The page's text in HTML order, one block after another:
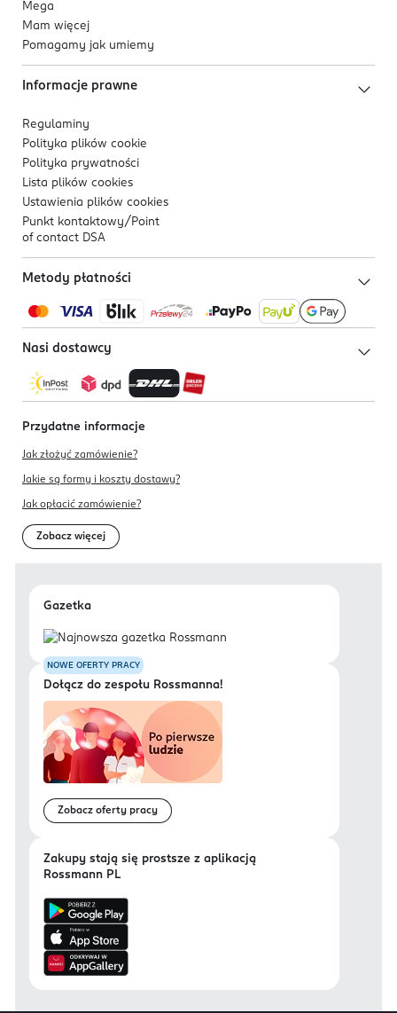
Mega
Mam więcej
Pomagamy jak umiemy
Informacje prawne
Regulaminy
Polityka plików cookie
Polityka prywatności
Lista plików cookies
Ustawienia plików cookies
Punkt kontaktowy/ Point
of contact DSA
Metody płatności
Nasi dostawcy
Przydatne informacje
Jak złożyć zamówienie?
Jakie są formy i koszty dostawy?
Jak opłacić zamówienie?
Zobacz więcej
Gazetka
NOWE OFERTY PRACY
Dołącz do zespołu Rossmanna!
Zobacz oferty pracy
Zakupy stają się prostsze z aplikacją
Rossmann PL